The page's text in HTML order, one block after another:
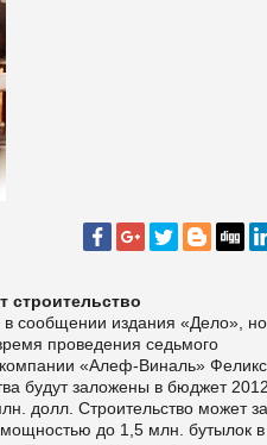
строительство
в сообщении издания «Дело»,
проведения седьмого
компании «Алеф-Виналь»
будут заложены в бюджет
долл. Строительство может
мощностью до 1,5 млн. бутылок в